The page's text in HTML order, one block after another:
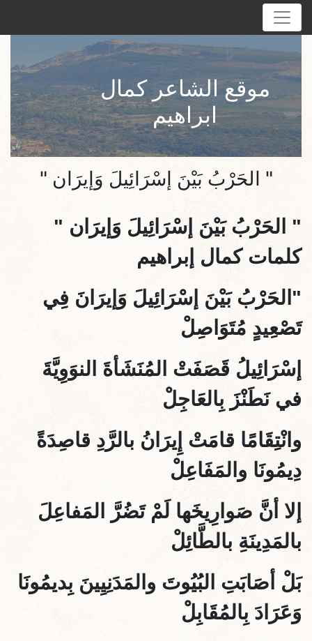
موقع الشاعر كمال
ابراهيم
" الحَرْبُ بَيْنَ إسْرَائِيلَ وَإيرَان "
" الحَرْبُ بَيْنَ إسْرَائِيلَ وَإيرَان "
كلمات كمال إبراهيم
"الحَرْبُ بَيْنَ إسْرَائِيلَ وَإيرَانَ فِي
تَصْعِيدٍ مُتَوَاصِلْ
إسْرَائِيلُ قَصَفَتْ المُنَشَأةَ النوَوِيَّةَ
في نَطَنْزَ بِالعَاجِلْ
وانْتِقَامًا قامَتْ إِيرَانُ بالرَّدِ قاصِدَةً
دِيمُونَا والمَفَاعِلْ
إلا أنَّ صَوارِيخَها لَمْ تَضُرَّ المَفاعِلَ
بالمَدِينَةِ بالطَّائِلْ
بَلْ أصَابَتِ البُيُوتَ والمَدَنِيِينَ بِديمُونَا
وَعَرَادَ بِالمُقَابِلْ